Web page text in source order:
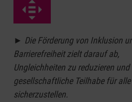
► Die Förderung von Inklusion
Barrierefreiheit zielt darauf ab,
Ungleichheiten zu reduzieren und
gesellschaftliche Teilhabe für alle
sicherzustellen.